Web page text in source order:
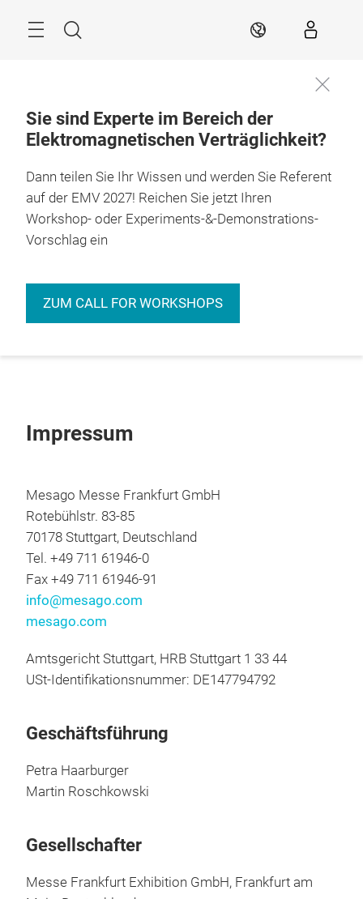
Suche DE
Sie sind Experte im Bereich der
Elektromagnetischen Verträglichkeit?
Dann teilen Sie Ihr Wissen und werden Sie Referent
auf der EMV 2027! Reichen Sie jetzt Ihren
Workshop- oder Experiments-&-Demonstrations-
Vorschlag ein
ZUM CALL FOR WORKSHOPS
Impressum
Mesago Messe Frankfurt GmbH
Rotebühlstr. 83-85
70178 Stuttgart, Deutschland
Tel. +49 711 61946-0
Fax +49 711 61946-91
info@mesago.com
mesago.com
Amtsgericht Stuttgart, HRB Stuttgart 1 33 44
USt-Identifikationsnummer: DE147794792
Geschäftsführung
Petra Haarburger
Martin Roschkowski
Gesellschafter
Messe Frankfurt Exhibition GmbH, Frankfurt am